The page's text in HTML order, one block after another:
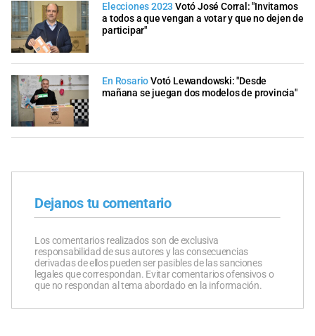
Elecciones 2023Votó José Corral: "Invitamos
a todos a que vengan a votar y que no dejen de
participar"
En RosarioVotó Lewandowski: "Desde
mañana se juegan dos modelos de provincia"
Dejanos tu comentario
Los comentarios realizados son de exclusiva
responsabilidad de sus autores y las consecuencias
derivadas de ellos pueden ser pasibles de las sanciones
legales que correspondan. Evitar comentarios ofensivos o
que no respondan al tema abordado en la información.